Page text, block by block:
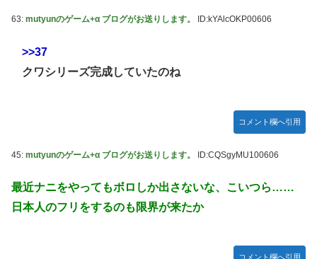
63: mutyunのゲーム+α ブログがお送りします。 ID:kYAlcOKP00606
>>37
クワシリーズ完成していたのね
コメント欄へ引用
45: mutyunのゲーム+α ブログがお送りします。 ID:CQSgyMU100606
最近ナニをやってもボロしか出さないな、こいつら……
日本人のフリをするのも限界が来たか
コメント欄へ引用